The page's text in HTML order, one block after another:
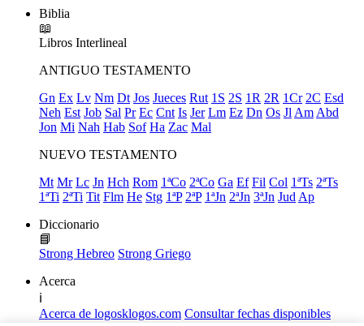
Biblia
📖
Libros Interlineal
ANTIGUO TESTAMENTO
Gn Ex Lv Nm Dt Jos Jueces Rut 1S 2S 1R 2R 1Cr 2C Esd
Neh Est Job Sal Pr Ec Cnt Is Jer Lm Ez Dn Os Jl Am Abd
Jon Mi Nah Hab Sof Ha Zac Mal
NUEVO TESTAMENTO
Mt Mr Lc Jn Hch Rom 1ªCo 2ªCo Ga Ef Fil Col 1ªTs 2ªTs
1ªTi 2ªTi Tit Flm He Stg 1ªP 2ªP 1ªJn 2ªJn 3ªJn Jud Ap
Diccionario
📘
Strong Hebreo Strong Griego
Acerca
ℹ️
Acerca de logosklogos.com Consultar fechas disponibles